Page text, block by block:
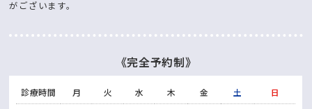
がございます。
《完全予約制》
診療時間 月 火 水 木 金 土 日